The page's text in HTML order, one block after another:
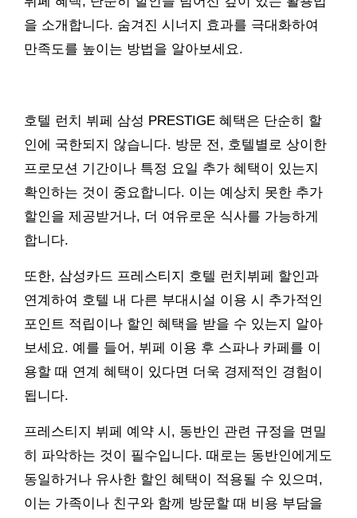
을 소개합니다. 숨겨진 시너지 효과를 극대화하여
만족도를 높이는 방법을 알아보세요.
호텔 런치 뷔페 삼성 PRESTIGE 혜택은 단순히 할
인에 국한되지 않습니다. 방문 전, 호텔별로 상이한
프로모션 기간이나 특정 요일 추가 혜택이 있는지
확인하는 것이 중요합니다. 이는 예상치 못한 추가
할인을 제공받거나, 더 여유로운 식사를 가능하게
합니다.
또한, 삼성카드 프레스티지 호텔 런치뷔페 할인과
연계하여 호텔 내 다른 부대시설 이용 시 추가적인
포인트 적립이나 할인 혜택을 받을 수 있는지 알아
보세요. 예를 들어, 뷔페 이용 후 스파나 카페를 이
용할 때 연계 혜택이 있다면 더욱 경제적인 경험이
됩니다.
프레스티지 뷔페 예약 시, 동반인 관련 규정을 면밀
히 파악하는 것이 필수입니다. 때로는 동반인에게도
동일하거나 유사한 할인 혜택이 적용될 수 있으며,
이는 가족이나 친구와 함께 방문할 때 비용 부담을